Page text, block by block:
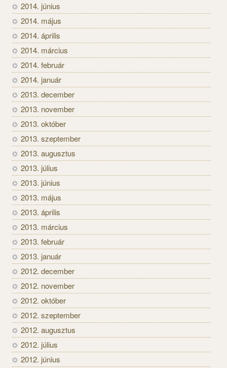
2014. június
2014. május
2014. április
2014. március
2014. február
2014. január
2013. december
2013. november
2013. október
2013. szeptember
2013. augusztus
2013. július
2013. június
2013. május
2013. április
2013. március
2013. február
2013. január
2012. december
2012. november
2012. október
2012. szeptember
2012. augusztus
2012. július
2012. június